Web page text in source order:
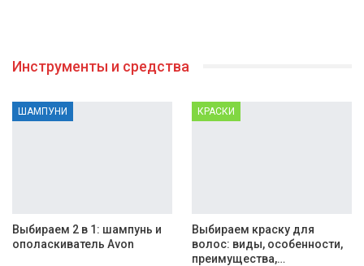
Инструменты и средства
ШАМПУНИ
Выбираем 2 в 1: шампунь и
ополаскиватель Avon
КРАСКИ
Выбираем краску для
волос: виды, особенности,
преимущества,…